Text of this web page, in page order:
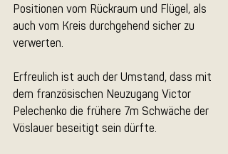
Positionen vom Rückraum und Flügel, als
auch vom Kreis durchgehend sicher zu
verwerten.
Erfreulich ist auch der Umstand, dass mit
dem französischen Neuzugang Victor
Pelechenko die frühere 7m Schwäche der
Vöslauer beseitigt sein dürfte.